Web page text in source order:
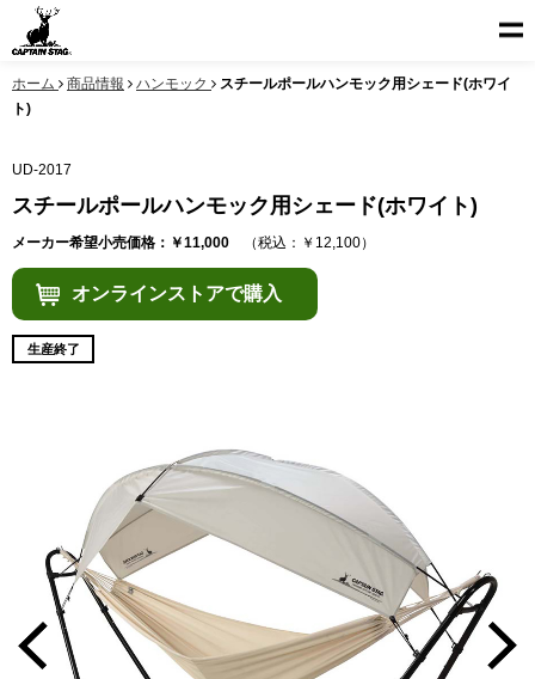
ホーム 商品情報 ハンモック
スチールポールハンモック用シェード(ホワイ
ト)
UD-2017
スチールポールハンモック用シェード(ホワイト)
メーカー希望小売価格：￥11,000 （税込：￥12,100）
オンラインストアで購入
生産終了